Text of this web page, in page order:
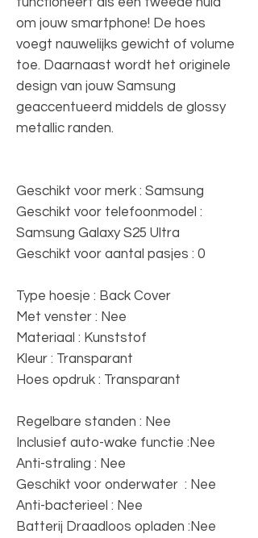
om jouw smartphone! De hoes
voegt nauwelijks gewicht of volume
toe. Daarnaast wordt het originele
design van jouw Samsung
geaccentueerd middels de glossy
metallic randen.
Geschikt voor merk : Samsung
Geschikt voor telefoonmodel :
Samsung Galaxy S25 Ultra
Geschikt voor aantal pasjes : 0
Type hoesje : Back Cover
Met venster : Nee
Materiaal : Kunststof
Kleur : Transparant
Hoes opdruk : Transparant
Regelbare standen : Nee
Inclusief auto-wake functie :Nee
Anti-straling : Nee
Geschikt voor onderwater : Nee
Anti-bacterieel : Nee
Batterij Draadloos opladen :Nee